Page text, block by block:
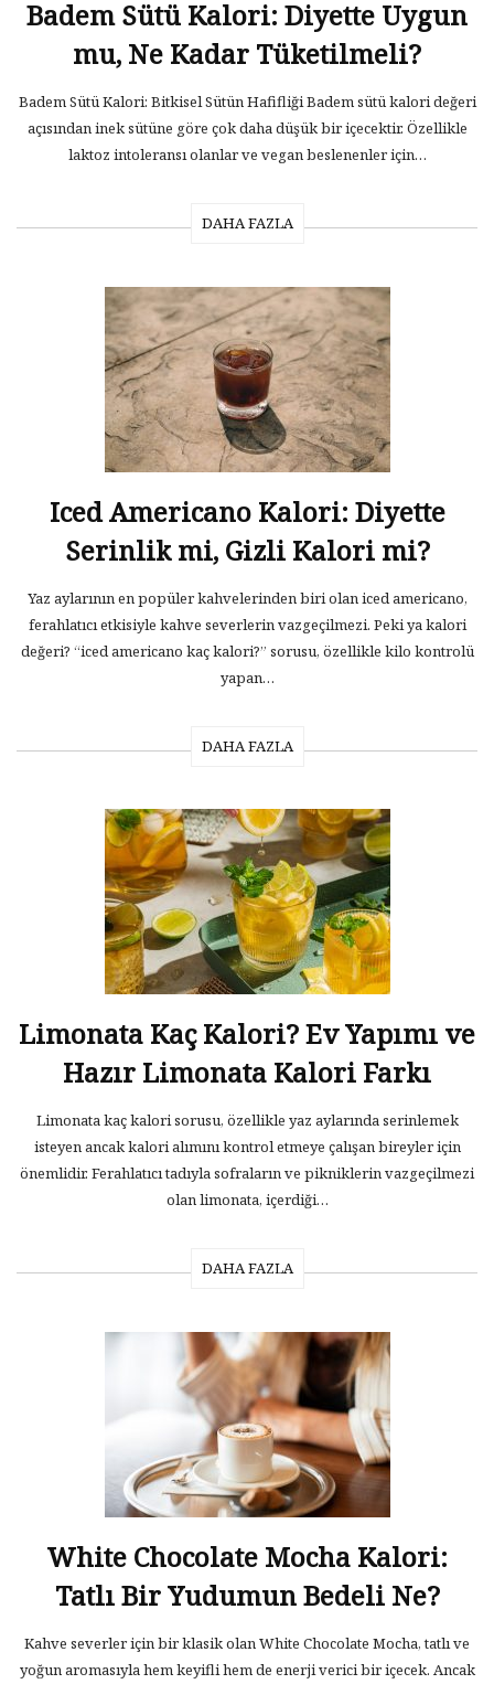
Badem Sütü Kalori: Diyette Uygun
mu, Ne Kadar Tüketilmeli?
Badem Sütü Kalori: Bitkisel Sütün Hafifliği Badem sütü kalori değeri
açısından inek sütüne göre çok daha düşük bir içecektir. Özellikle
laktoz intoleransı olanlar ve vegan beslenenler için…
DAHA FAZLA
Iced Americano Kalori: Diyette
Serinlik mi, Gizli Kalori mi?
Yaz aylarının en popüler kahvelerinden biri olan iced americano,
ferahlatıcı etkisiyle kahve severlerin vazgeçilmezi. Peki ya kalori
değeri? “iced americano kaç kalori?” sorusu, özellikle kilo kontrolü
yapan…
DAHA FAZLA
Limonata Kaç Kalori? Ev Yapımı ve
Hazır Limonata Kalori Farkı
Limonata kaç kalori sorusu, özellikle yaz aylarında serinlemek
isteyen ancak kalori alımını kontrol etmeye çalışan bireyler için
önemlidir. Ferahlatıcı tadıyla sofraların ve pikniklerin vazgeçilmezi
olan limonata, içerdiği…
DAHA FAZLA
White Chocolate Mocha Kalori:
Tatlı Bir Yudumun Bedeli Ne?
Kahve severler için bir klasik olan White Chocolate Mocha, tatlı ve
yoğun aromasıyla hem keyifli hem de enerji verici bir içecek. Ancak